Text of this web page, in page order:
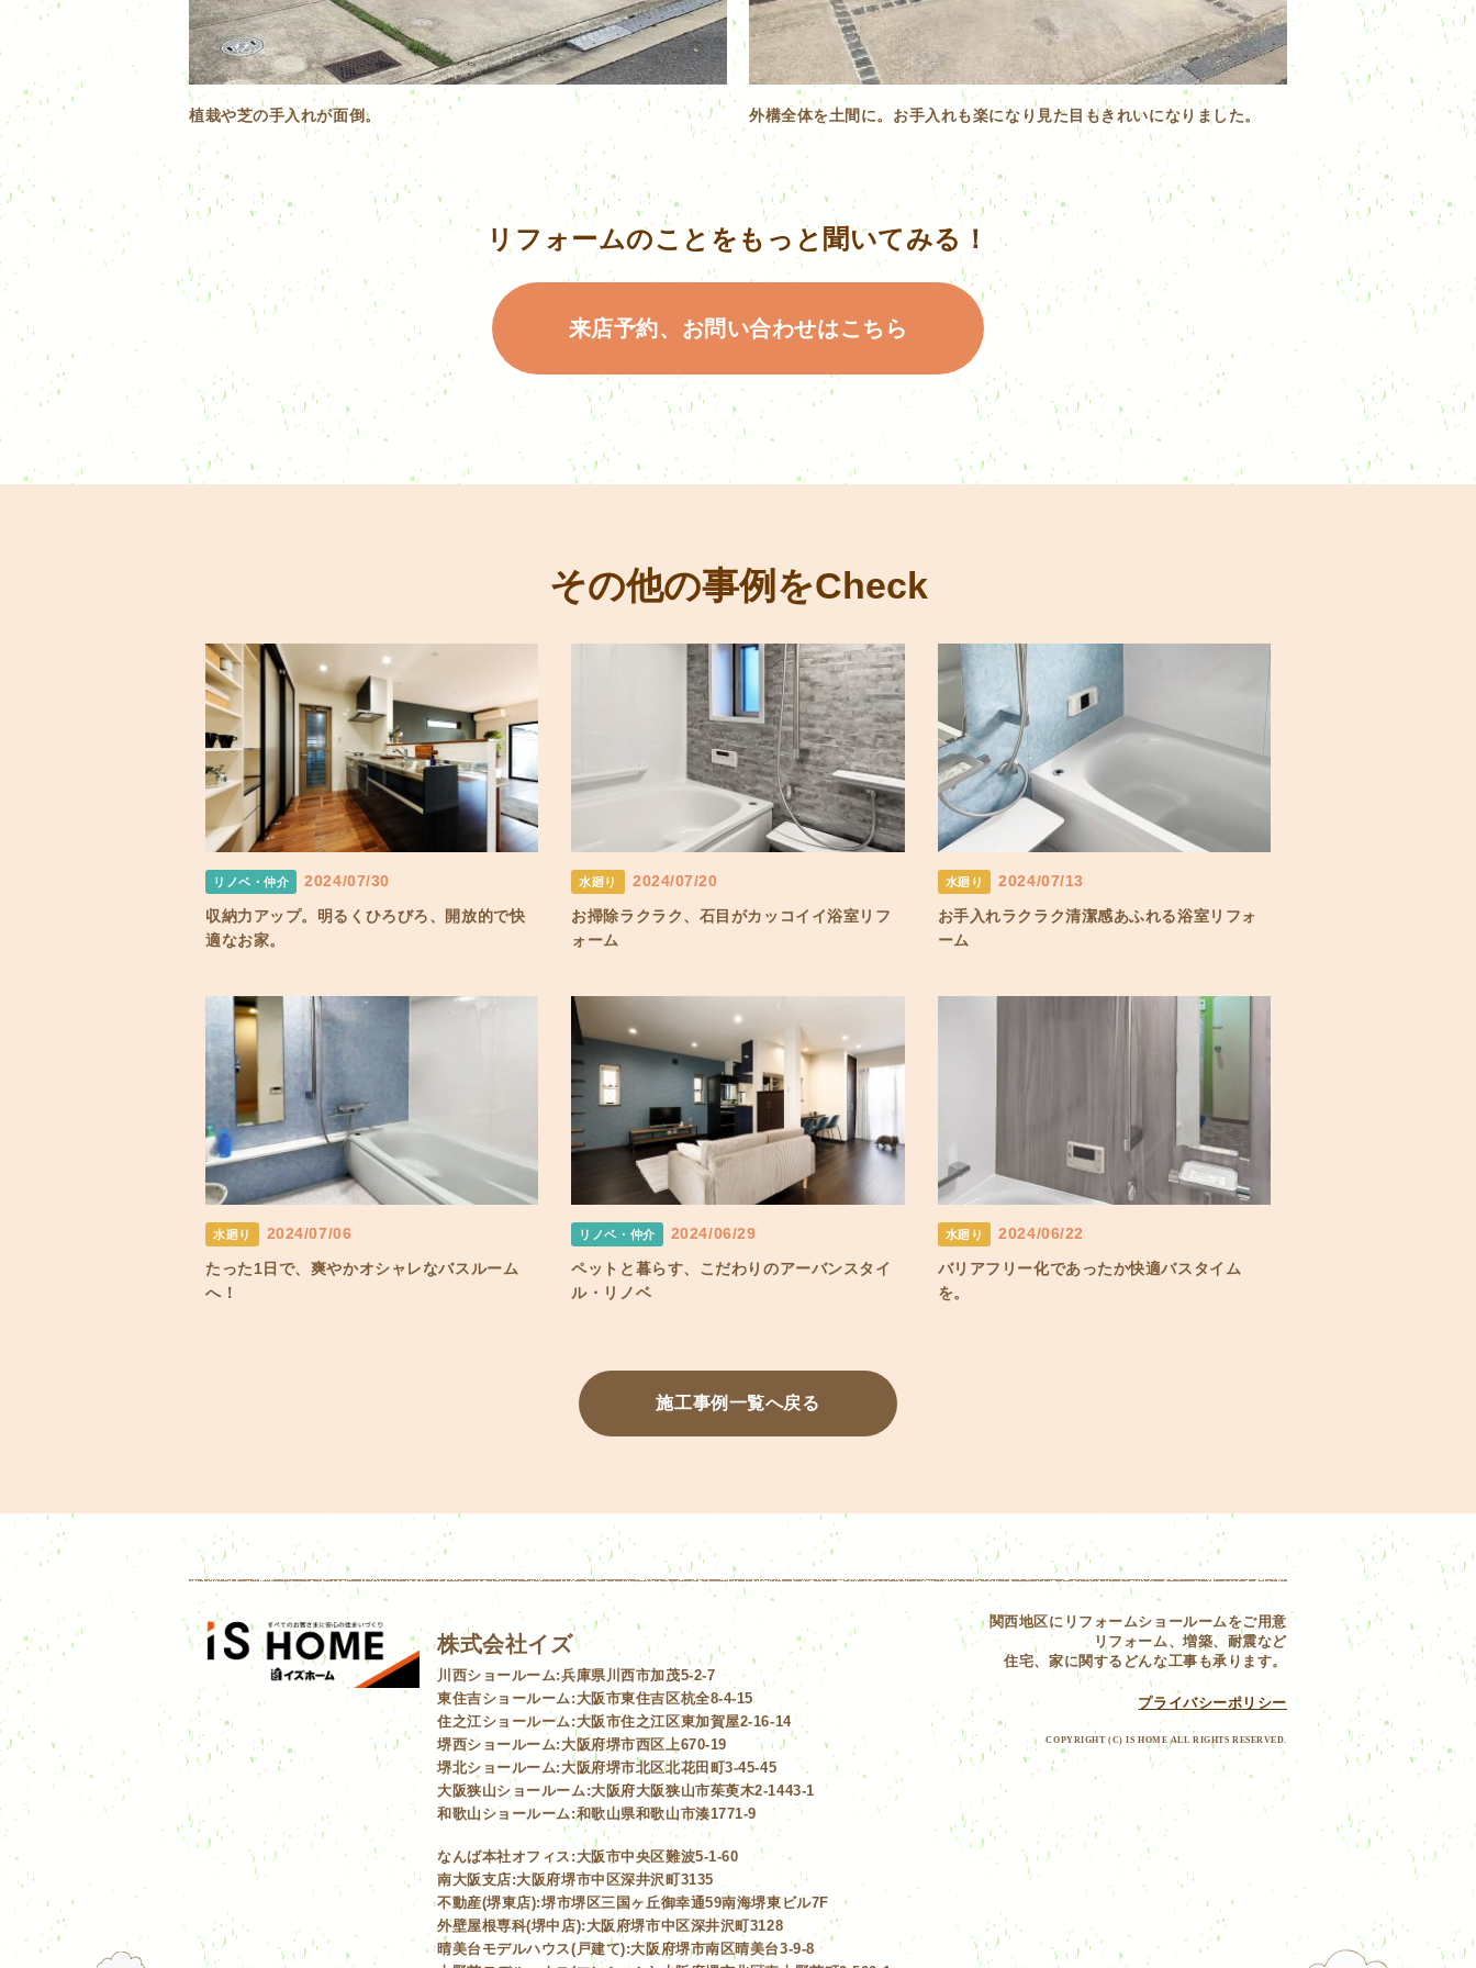
植栽や芝の手入れが面倒。 外構全体を土間に。お手入れも楽になり見た目もきれいになりました。
リフォームのことをもっと聞いてみる！
来店予約、お問い合わせはこちら
その他の事例をCheck
リノベ・仲介
2024/07/30
収納力アップ。明るくひろびろ、開放的で快
適なお家。
水廻り
2024/07/20
お掃除ラクラク、石目がカッコイイ浴室リフ
ォーム
水廻り
2024/07/13
お手入れラクラク清潔感あふれる浴室リフォ
ーム
水廻り
2024/07/06
たった1日で、爽やかオシャレなバスルーム
へ！
リノベ・仲介
2024/06/29
ペットと暮らす、こだわりのアーバンスタイ
ル・リノベ
水廻り
2024/06/22
バリアフリー化であったか快適バスタイム
を。
施工事例一覧へ戻る
株式会社イズ
川西ショールーム:兵庫県川西市加茂5-2-7
東住吉ショールーム: 大阪市東住吉区杭全8-4-15
住之江ショールーム:大阪市住之江区東加賀屋2-16-14
堺西ショールーム: 大阪府堺市西区上670-19
堺北ショールーム: 大阪府堺市北区北花田町3-45-45
大阪狭山ショールーム:大阪府大阪狭山市茱萸木2-1443-1
和歌山ショールーム:和歌山県和歌山市湊1771-9
なんば本社オフィス: 大阪市中央区難波5-1-60
南大阪支店:大阪府堺市中区深井沢町3135
不動産(堺東店):堺市堺区三国ヶ丘御幸通59南海堺東ビル7F
外壁屋根専科(堺中店):大阪府堺市中区深井沢町3128
晴美台モデルハウス(戸建て):大阪府堺市南区晴美台3-9-8
関西地区にリフォームショールームをご用意
リフォーム、増築、耐震など
住宅、家に関するどんな工事も承ります。
プライバシーポリシー
COPYRIGHT (C) IS HOME ALL RIGHTS RESERVED.